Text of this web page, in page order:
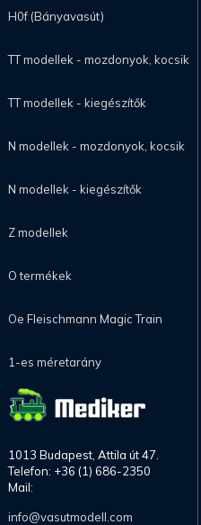
H0f (Bányavasút)
TT modellek - mozdonyok, kocsik
TT modellek - kiegészítők
N modellek - mozdonyok, kocsik
N modellek - kiegészítők
Z modellek
O termékek
Oe Fleischmann Magic Train
1-es méretarány
1013 Budapest, Attila út 47.
Telefon: +36 (1) 686-2350
Mail:
info@vasutmodell.com